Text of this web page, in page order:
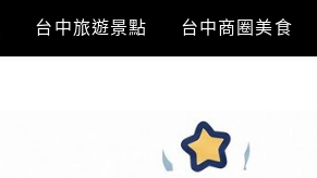
台中旅遊景點 台中商圈美食